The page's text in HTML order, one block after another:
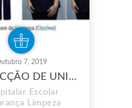
7, 2019
CONFECÇÃO DE UNIFORMES
Escolar
Limpeza